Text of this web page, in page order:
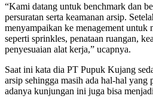
“Kami datang untuk benchmark dan
persuratan serta keamanan arsip.
menyampaikan ke menagement untuk
seperti sprinkles, penataan ruangan,
penyesuaian alat kerja,” ucapnya.
Saat ini kata dia PT Pupuk Kujang
arsip sehingga masih ada hal-hal yang
adanya kunjungan ini juga bisa